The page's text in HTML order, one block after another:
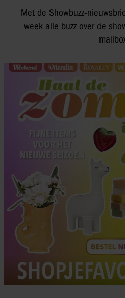
Met de Showbuzz-
week alle buzz over de